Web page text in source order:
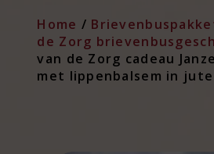
Home /
de Zorg
van de Zorg cadeau
met lippenbalsem in